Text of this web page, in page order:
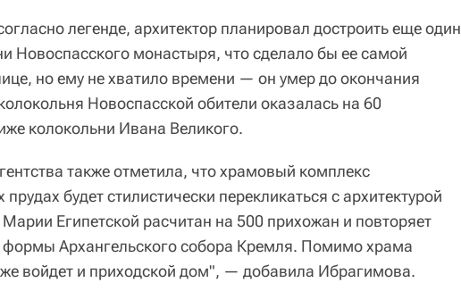
легенде, архитектор планировал достроить еще один
Новоспасского монастыря, что сделало бы ее самой
но ему не хватило времени — он умер до окончания
Новоспасской обители оказалась на 60
колокольни Ивана Великого.
также отметила, что храмовый комплекс
прудах будет стилистически перекликаться с архитектурой
Египетской расчитан на 500 прихожан и повторяет
формы Архангельского собора Кремля. Помимо храма
войдет и приходской дом", — добавила Ибрагимова.